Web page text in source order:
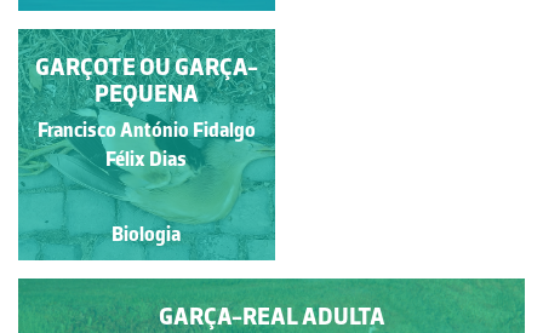
GARÇA-BRANCA-
PEQUENA
Francisco António Fidalgo
Félix Dias
Biologia
GARÇOTE OU GARÇA-
PEQUENA
Francisco António Fidalgo
Félix Dias
Biologia
GARÇA-REAL ADULTA